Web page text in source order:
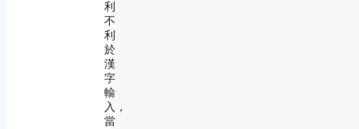
利
不
利
於
漢
字
輸
入，
當